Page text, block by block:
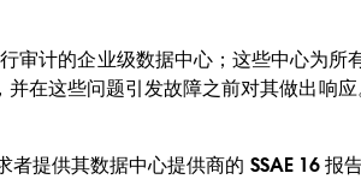
审计的企业级数据中心；这些中心为
在这些问题引发故障之前对其做出响
提供其数据中心提供商的 SSAE 16 报告